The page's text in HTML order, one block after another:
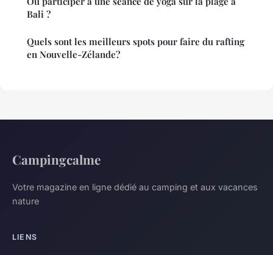
Bali ?
Quels sont les meilleurs spots pour faire du rafting
en Nouvelle-Zélande?
Campingcalme
Votre magazine en ligne dédié au camping et aux vacances
nature
LIENS